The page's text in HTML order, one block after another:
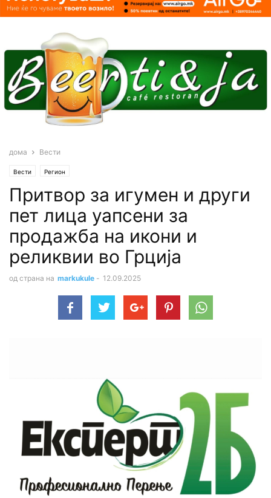
дома Вести
Вести Регион
Притвор за игумен и други
пет лица уапсени за
продажба на икони и
реликвии во Грција
од страна на markukule - 12.09.2025